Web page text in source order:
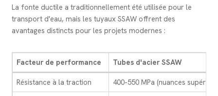
La fonte ductile a traditionnellement été utilisée pour le
transport d'eau, mais les tuyaux SSAW offrent des
avantages distincts pour les projets modernes :
Facteur de performance Tubes d'acier SSAW
Résistance à la traction
400-550 MPa (nuances